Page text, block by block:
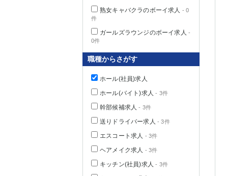
熟女キャバクラのボーイ求人 - 0
件
ガールズラウンジのボーイ求人 -
0件
職種からさがす
ホール(社員)求人
ホール(バイト)求人 - 3件
幹部候補求人 - 3件
送りドライバー求人 - 3件
エスコート求人 - 3件
ヘアメイク求人 - 3件
キッチン(社員)求人 - 3件
茨城県
群馬県